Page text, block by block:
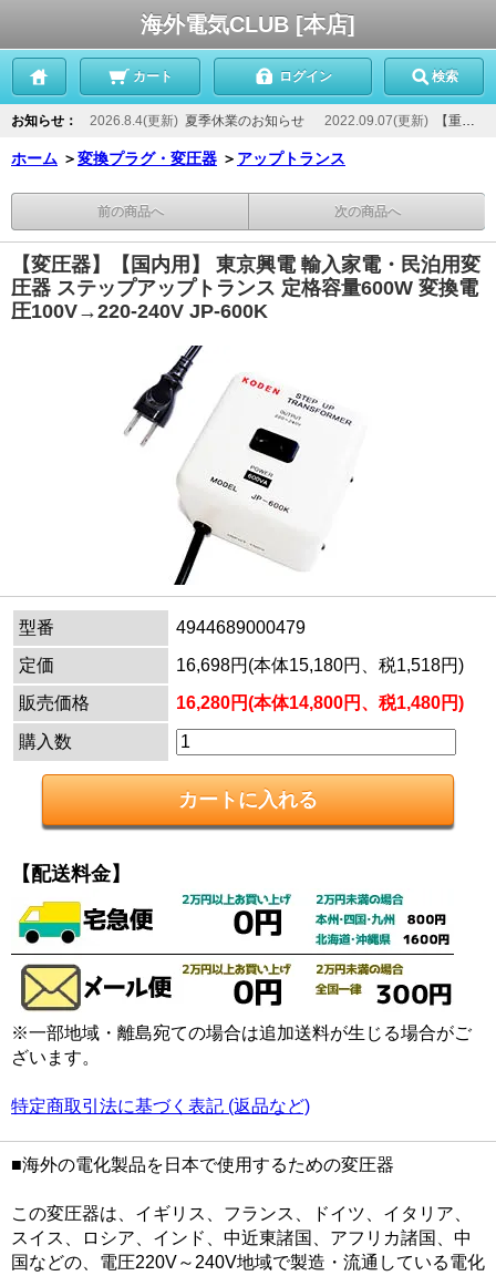
海外電気CLUB [本店]
カート ログイン 検索
お知らせ： 2026.8.4(更新) 夏季休業のお知らせ 2022.09.07(更新) 【重要】当店からのメールが届かないお客様へ
ホーム ＞変換プラグ・変圧器 ＞ アップトランス
前の商品へ 次の商品へ
【変圧器】【国内用】 東京興電 輸入家電・民泊用変
圧器 ステップアップトランス 定格容量600W 変換電
圧100V→220-240V JP-600K
型番
4944689000479
定価
16,698円(本体15,180円、税1,518円)
販売価格
16,280円(本体14,800円、税1,480円)
購入数
【配送料金】
※一部地域・離島宛ての場合は追加送料が生じる場合がご
ざいます。
特定商取引法に基づく表記 (返品など)
■海外の電化製品を日本で使用するための変圧器
この変圧器は、イギリス、フランス、ドイツ、イタリア、
スイス、ロシア、インド、中近東諸国、アフリカ諸国、中
国などの、電圧220V～240V地域で製造・流通している電化